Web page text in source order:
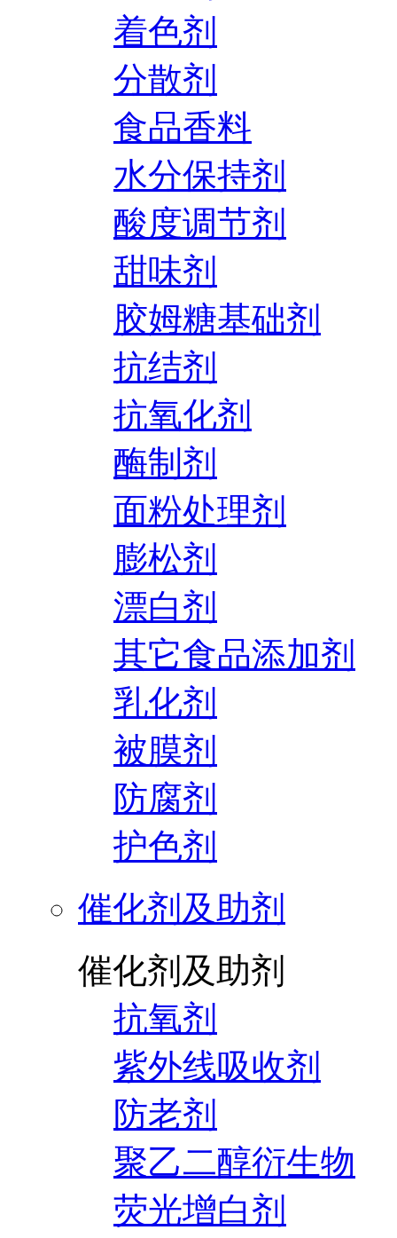
着色剂
分散剂
食品香料
水分保持剂
酸度调节剂
甜味剂
胶姆糖基础剂
抗结剂
抗氧化剂
酶制剂
面粉处理剂
膨松剂
漂白剂
其它食品添加剂
乳化剂
被膜剂
防腐剂
护色剂
催化剂及助剂
催化剂及助剂
抗氧剂
紫外线吸收剂
防老剂
聚乙二醇衍生物
荧光增白剂